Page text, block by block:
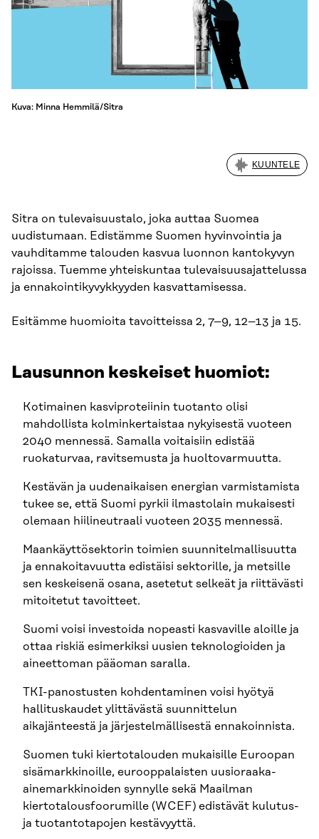
Kuva: Minna Hemmilä/Sitra
KUUNTELE
Sitra on tulevaisuustalo, joka auttaa Suomea
uudistumaan. Edistämme Suomen hyvinvointia ja
vauhditamme talouden kasvua luonnon kantokyvyn
rajoissa. Tuemme yhteiskuntaa tulevaisuusajattelussa
ja ennakointikyvykkyyden kasvattamisessa.
Esitämme huomioita tavoitteissa 2, 7–9, 12–13 ja 15.
Lausunnon keskeiset huomiot:
Kotimainen kasviproteiinin tuotanto olisi
mahdollista kolminkertaistaa nykyisestä vuoteen
2040 mennessä. Samalla voitaisiin edistää
ruokaturvaa, ravitsemusta ja huoltovarmuutta.
Kestävän ja uudenaikaisen energian varmistamista
tukee se, että Suomi pyrkii ilmastolain mukaisesti
olemaan hiilineutraali vuoteen 2035 mennessä.
Maankäyttösektorin toimien suunnitelmallisuutta
ja ennakoitavuutta edistäisi sektorille, ja metsille
sen keskeisenä osana, asetetut selkeät ja riittävästi
mitoitetut tavoitteet.
Suomi voisi investoida nopeasti kasvaville aloille ja
ottaa riskiä esimerkiksi uusien teknologioiden ja
aineettoman pääoman saralla.
TKI-panostusten kohdentaminen voisi hyötyä
hallituskaudet ylittävästä suunnittelun
aikajänteestä ja järjestelmällisestä ennakoinnista.
Suomen tuki kiertotalouden mukaisille Euroopan
sisämarkkinoille, eurooppalaisten uusioraaka-
ainemarkkinoiden synnylle sekä Maailman
kiertotalousfoorumille (WCEF) edistävät kulutus-
ja tuotantotapojen kestävyyttä.